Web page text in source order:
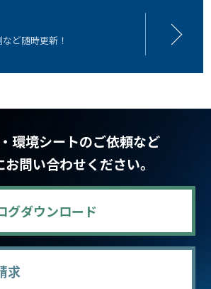
ど随時更新！
環境シートのご依頼など
問い合わせください。
グダウンロード
求